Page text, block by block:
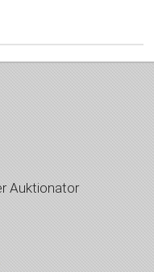
Auktionator